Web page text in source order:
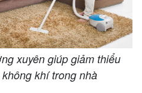
xuyên giúp giảm thiểu
khí trong nhà